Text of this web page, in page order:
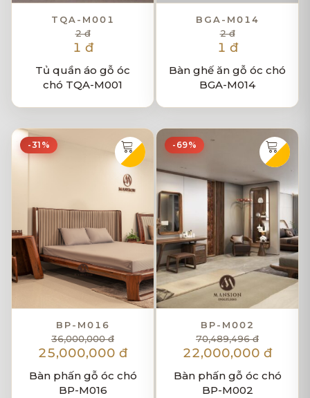
TQA-M001
2 đ
1 đ
Tủ quần áo gỗ óc
chó TQA-M001
BGA-M014
2 đ
1 đ
Bàn ghế ăn gỗ óc chó
BGA-M014
-31%
BP-M016
36,000,000 đ
25,000,000 đ
Bàn phấn gỗ óc chó
BP-M016
-69%
BP-M002
70,489,496 đ
22,000,000 đ
Bàn phấn gỗ óc chó
BP-M002